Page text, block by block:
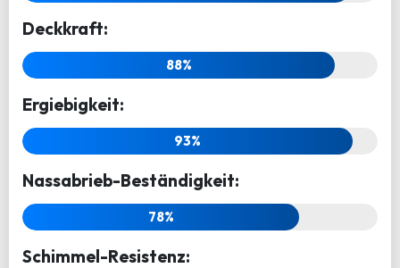
Deckkraft:
88%
Ergiebigkeit:
93%
Nassabrieb-Beständigkeit:
78%
Schimmel-Resistenz: